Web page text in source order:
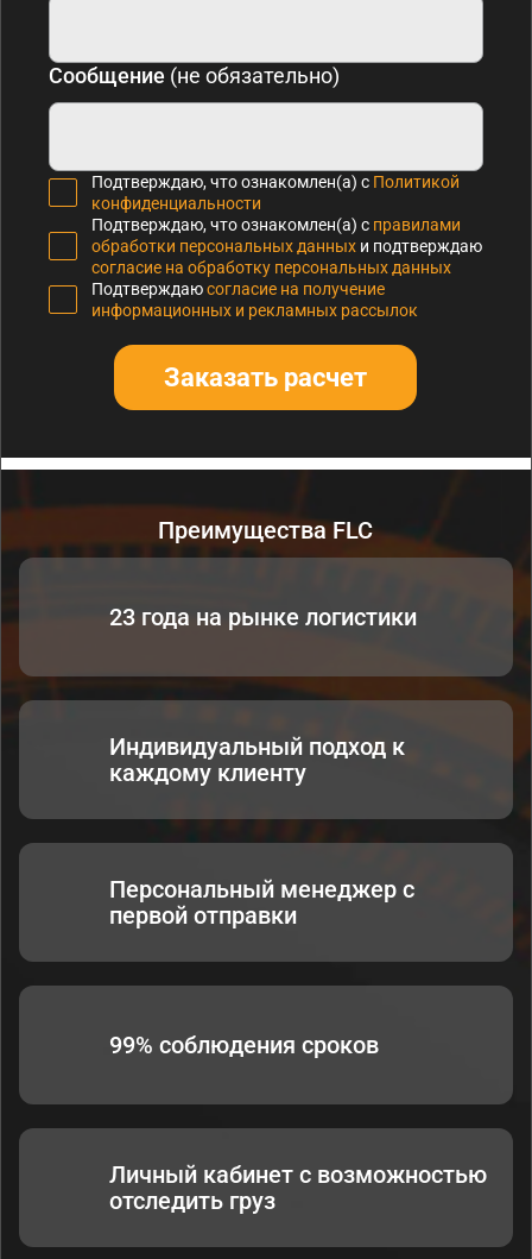
Сообщение (не обязательно)
Подтверждаю, что ознакомлен(а) с Политикой
конфиденциальности
Подтверждаю, что ознакомлен(а) с правилами
обработки персональных данныхи подтверждаю
согласие на обработку персональных данных
Подтверждаюсогласие на получение
информационных и рекламных рассылок
Заказать расчет
Преимущества FLC
23 года на рынке логистики
Индивидуальный подход к
каждому клиенту
Персональный менеджер с
первой отправки
99% соблюдения сроков
Личный кабинет с возможностью
отследить груз